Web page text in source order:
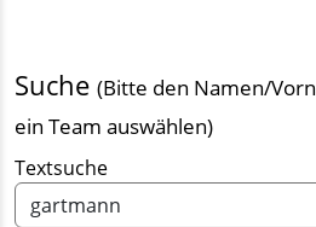
Suche (Bitte den Namen/
ein Team auswählen)
Textsuche